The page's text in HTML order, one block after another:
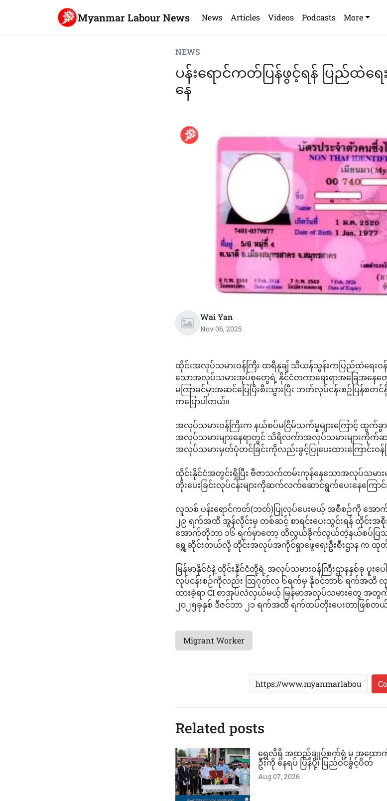
Myanmar Labour News News Articles Videos Podcasts More
NEWS
ပန်းရောင်ကတ်ပြန်ဖွင့်ရန် ပြည်ထဲရေ
နေ
Wai Yan
Nov 06, 2025
ထိုင်းအလုပ်သမားဝန်ကြီး ထရီနုချ် သီယန်သွန်းကပြည်ထဲရေး
သောအလုပ်သမားအုပ်စုတွေရဲ့ နိုင်ငံတကာရေးရာအခြေအနေတွ
မကြာခင်မှာအဆင်ပြေပြီးစီးသွားပြီး ဘတ်လုပ်ငန်းစဥ်ပြန်စတင်
ကပြောပါတယ်။
အလုပ်သမားဝန်ကြီးက နယ်စပ်မငြိမ်သက်မှုများကြောင့် ထွက်ခွာ
အလုပ်သမားများနေရာတွင် သိရိလက်ာအလုပ်သမားများကိုက်
အလုပ်သမားမှတ်ပုံတင်ခြင်းကိုလည်းခွင့်ပြုပေးထားကြောင်းဝန်
ထိုင်းနိုင်ငံအတွင်းရှိပြီး ဗီဇာသက်တမ်းကုန်နေသောအလုပ်သမ
တိုးပေးခြင်းလုပ်ငန်းများကိုဆက်လက်ဆောင်ရွက်ပေးနေကြောင်
လူသစ် ပန်းရောင်ကတ်(ဘတ်)ပြုလုပ်ပေးမယ့် အစီစဉ်ကို အေ
၂၉ ရက်အထိ အွန်လိုင်းမှ တစ်ဆင့် စာရင်းပေးသွင်းရန် ထိုင်း
အောက်တိုဘာ ၁၆ ရက်မှာတော့ ထိလွယ်ခိုက်လွယ်တဲ့နယ်စပ်ပြသ
ရွှေ့ဆိုင်းတယ်လို့ ထိုင်းအလုပ်အကိုင်ရှာဖွေရေးဦးစီးဌာန က ထုတ်
မြန်မာနိုင်ငံနဲ့ ထိုင်းနိုင်ငံတို့ရဲ့ အလုပ်သမားဝန်ကြီးဌာနနှစ်ခု ပူးပေ
လုပ်ငန်းစဉ်ကိုလည်း ဩဂုတ်လ ၆ရက်မှ နိုဝင်ဘာ၆ ရက်အထိ
ထားခဲ့ရာ CI စာအုပ်လဲလှယ်မယ့် မြန်မာအလုပ်သမားတွေ အတွ
၂၀၂၅ခုနှစ် ဒီဇင်ဘာ ၂၁ ရက်အထိ ရက်ထပ်တိုးပေးတာဖြစ်
Migrant Worker
Related posts
ရွှေလီရှိ အထည်ချုပ်စက်ရုံ မှ အထောက်
ဦးကို နေရပ် ပြန်ပို့၊ ပြည်ဝင်ခွင့်ပိတ်
Aug 07, 2026